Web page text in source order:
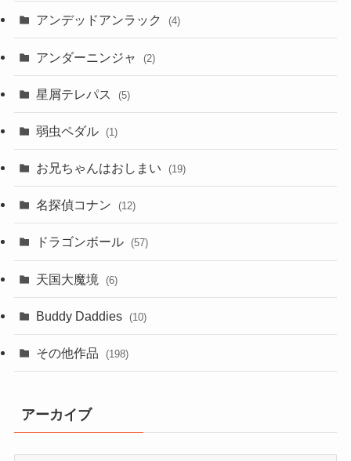
アンデッドアンラック (4)
アンダーニンジャ (2)
星屑テレパス (5)
弱虫ペダル (1)
お兄ちゃんはおしまい (19)
名探偵コナン (12)
ドラゴンボール (57)
天国大魔境 (6)
Buddy Daddies (10)
その他作品 (198)
アーカイブ